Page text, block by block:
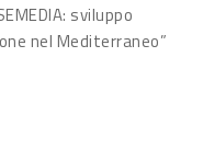
sviluppo
nel Mediterraneo”